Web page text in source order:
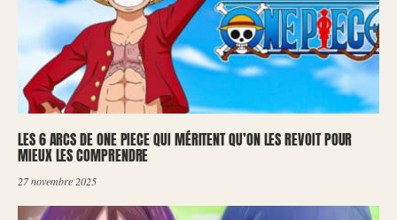
LES 6 ARCS DE ONE PIECE QUI MÉRITENT QU’ON LES REVOIT POUR
MIEUX LES COMPRENDRE
27 novembre 2025